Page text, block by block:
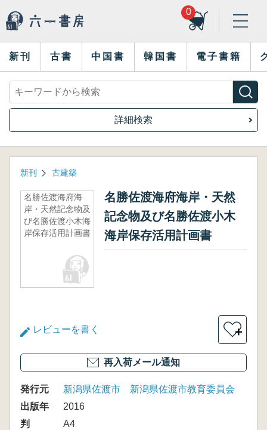
0
新刊 古書 中国書 韓国書 電子書籍
詳細検索
新刊 古建築
名勝佐渡海府海
岸・天然記念物及
び名勝佐渡小木海
岸保存活用計画書
名勝佐渡海府海岸・天然
記念物及び名勝佐渡小木
海岸保存活用計画書
レビューを書く ＋
再入荷メール通知
発行元
新潟県佐渡市 新潟県佐渡市教育委員会
出版年
2016
判
A4